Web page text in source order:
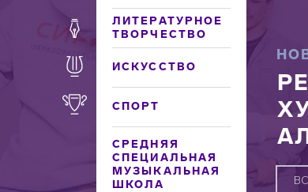
ЛИТЕРАТУРНОЕ
ТВОРЧЕСТВО
ИСКУССТВО
СПОРТ
СРЕДНЯЯ
СПЕЦИАЛЬНАЯ
МУЗЫКАЛЬНАЯ
ШКОЛА